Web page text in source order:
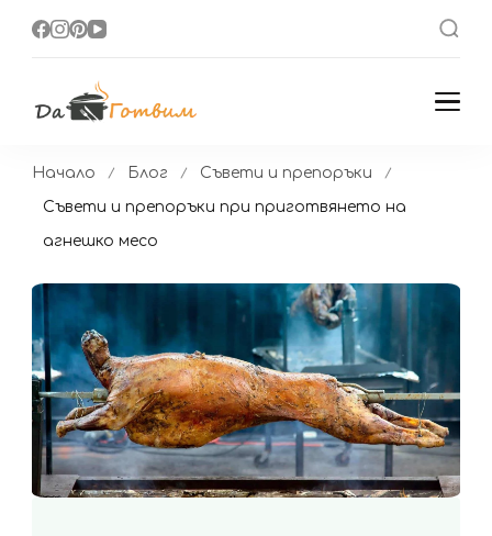
Начало Блог Съвети и препоръки
Съвети и препоръки при приготвянето на
агнешко месо